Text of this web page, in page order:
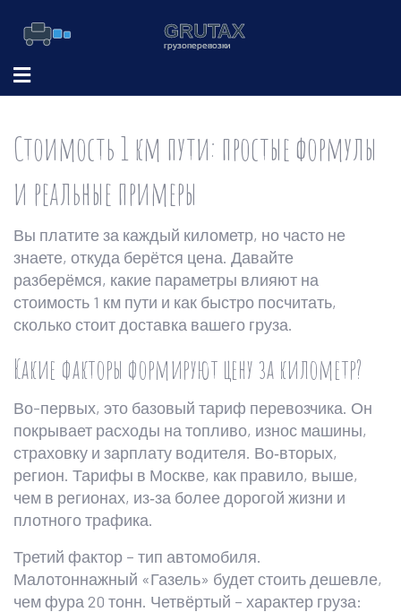
Стоимость 1 км пути: простые формулы
и реальные примеры
Вы платите за каждый километр, но часто не
знаете, откуда берётся цена. Давайте
разберёмся, какие параметры влияют на
стоимость 1 км пути и как быстро посчитать,
сколько стоит доставка вашего груза.
Какие факторы формируют цену за километр?
Во-первых, это базовый тариф перевозчика. Он
покрывает расходы на топливо, износ машины,
страховку и зарплату водителя. Во‑вторых,
регион. Тарифы в Москве, как правило, выше,
чем в регионах, из‑за более дорогой жизни и
плотного трафика.
Третий фактор – тип автомобиля.
Малотоннажный «Газель» будет стоить дешевле,
чем фура 20 тонн. Четвёртый – характер груза: